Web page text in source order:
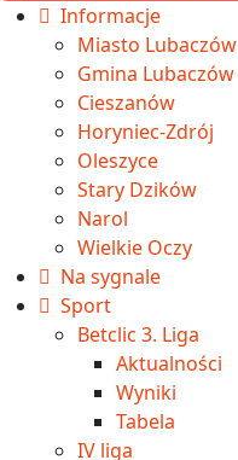
Informacje
Miasto Lubaczów
Gmina Lubaczów
Cieszanów
Horyniec-Zdrój
Oleszyce
Stary Dzików
Narol
Wielkie Oczy
Na sygnale
Sport
Betclic 3. Liga
Aktualności
Wyniki
Tabela
IV liga